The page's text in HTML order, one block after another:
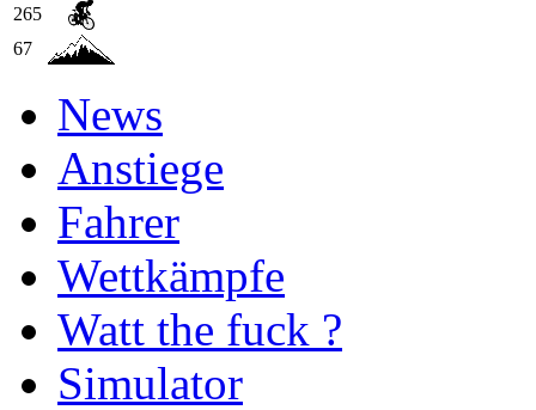
265
67
News
Anstiege
Fahrer
Wettkämpfe
Watt the fuck ?
Simulator